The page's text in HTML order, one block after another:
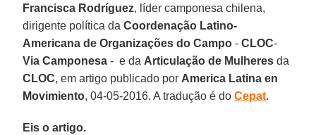
Francisca Rodríguez, líder camponesa chilena,
dirigente política daCoordenação Latino-
Americana de Organizações do Campo -CLOC-
Via Camponesa - e da Articulação de Mulheres da
CLOC, em artigo publicado por America Latina en
Movimiento, 04-05-2016. A tradução é doCepat.
Eis o artigo.